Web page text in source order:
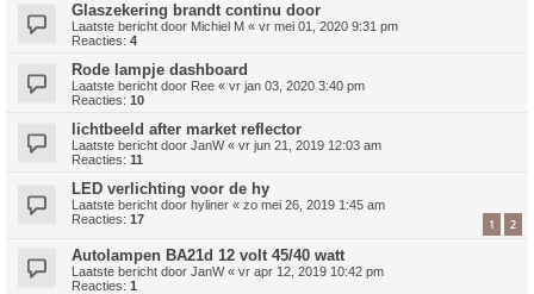
Glaszekering brandt continu door
Laatste bericht door Michiel M « vr mei 01, 2020 9:31 pm
Reacties: 4
Rode lampje dashboard
Laatste bericht door Ree « vr jan 03, 2020 3:40 pm
Reacties: 10
lichtbeeld after market reflector
Laatste bericht door JanW« vr jun 21, 2019 12:03 am
Reacties: 11
LED verlichting voor de hy
Laatste bericht door hyliner « zo mei 26, 2019 1:45 am
Reacties: 17 1 2
Autolampen BA21d 12 volt 45/40 watt
Laatste bericht door JanW« vr apr 12, 2019 10:42 pm
Reacties: 1